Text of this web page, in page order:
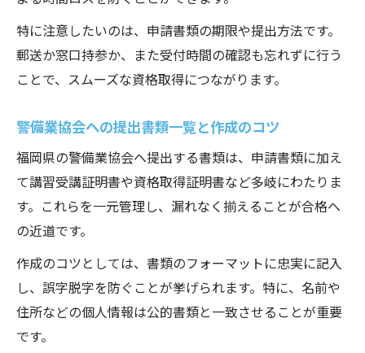
特に注意したいのは、申請書類の期限や提出方法です。
郵送か窓口持参か、また受付時間の確認も忘れずに行う
ことで、スムーズな資格取得につながります。
警備業協会への提出書類一覧と作成のコツ
福岡県の警備業協会へ提出する書類は、申請書類に加え
て講習受講証明書や資格取得証明書など多岐にわたりま
す。これらを一元管理し、漏れなく揃えることが合格へ
の近道です。
作成のコツとしては、書類のフォーマットに忠実に記入
し、誤字脱字を防ぐことが挙げられます。特に、名前や
住所などの個人情報は公的書類と一致させることが重要
です。